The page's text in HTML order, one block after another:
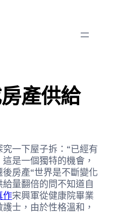
產供給
一下屋子拆：“已經有
是一個獨特的機會，
房產“世界是不斷變化
量翻倍的問不知道自
作宋興軍從健康院畢業
士，由於性格溫和，